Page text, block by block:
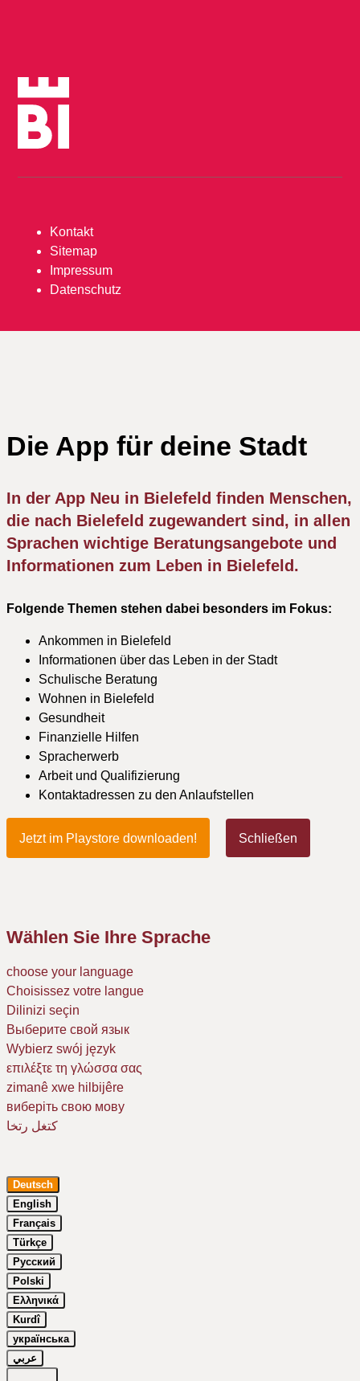
Kontakt
Sitemap
Impressum
Datenschutz
Die App für deine Stadt
In der App Neu in Bielefeld finden Menschen,
die nach Bielefeld zugewandert sind, in allen
Sprachen wichtige Beratungsangebote und
Informationen zum Leben in Bielefeld.
Folgende Themen stehen dabei besonders im Fokus:
Ankommen in Bielefeld
Informationen über das Leben in der Stadt
Schulische Beratung
Wohnen in Bielefeld
Gesundheit
Finanzielle Hilfen
Spracherwerb
Arbeit und Qualifizierung
Kontaktadressen zu den Anlaufstellen
Jetzt im Playstore downloaden! Schließen
Wählen Sie Ihre Sprache
choose your language
Choisissez votre langue
Dilinizi seçin
Выберите свой язык
Wybierz swój język
επιλέξτε τη γλώσσα σας
zimanê xwe hilbijêre
виберіть свою мову
كتغل رتخا
Deutsch
English
Français
Türkçe
Русский
Polski
Ελληνικά
Kurdî
українська
عربي
Um Ihr Erlebnis auf unserer Website zu verbessern, verwenden wir
Cookies. Dazu benötigen wir Ihre Einwilligung. Erfahren Sie mehr in
unserer
Google Maps